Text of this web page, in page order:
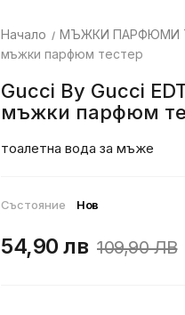
Начало МЪЖКИ ПАРФЮМИ
мъжки парфюм тестер
Gucci By Gucci
мъжки парфюм
тоалетна вода за мъже
Състояние Нов
54,90 лв 109,90 ЛВ